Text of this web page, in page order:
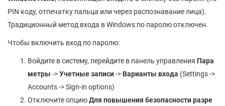
PIN коду, отпечатку пальца или через распознавание лица).
Традиционный метод входа в Windows по паролю отключен.
Чтобы включить вход по паролю:
Войдите в систему, перейдите в панель управления Пара
метры ->Учетные записи-> Варианты входа (Settings ->
Accounts -> Sign-in options)
Отключите опциюДля повышения безопасности разре